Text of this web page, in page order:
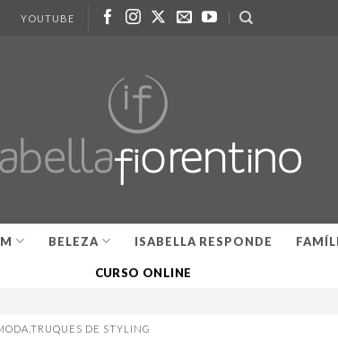
YOUTUBE
BELEZA ISABELLA RESPONDE
CURSO ONLINE
,TRUQUES DE STYLING